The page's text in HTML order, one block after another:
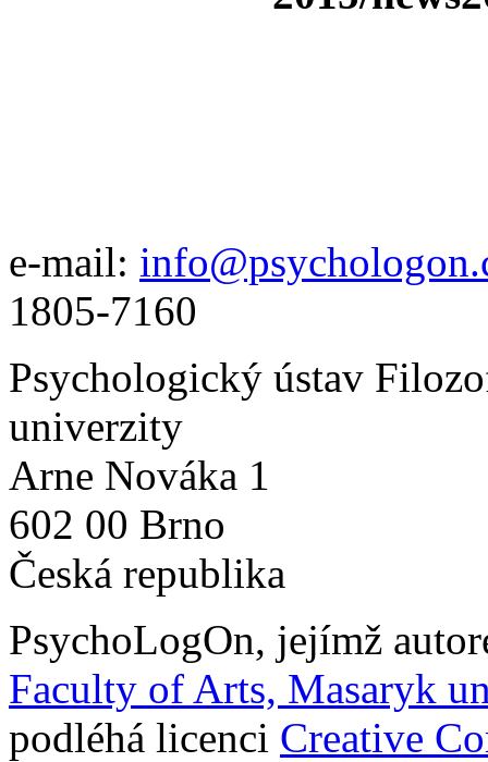
e-mail:
1805-7160
Psychologický ústav
univerzity
Arne Nováka 1
602 00 Brno
Česká republika
PsychoLogOn, jejímž
Faculty of Arts, Masaryk
podléhá licenci Creative